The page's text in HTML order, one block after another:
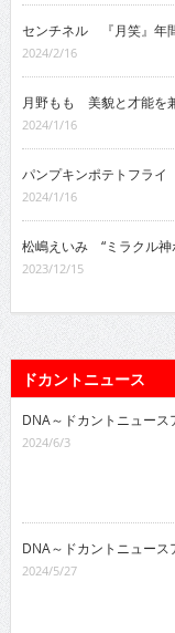
センチネル 『月笑』年
2024/2/16
月野もも 美貌と才能を
2024/1/16
パンプキンポテトフラ
2024/1/16
松嶋えいみ “ミラクル神
2023/12/15
ドカントニュース
DNA～ドカントニュー
2024/6/3
DNA～ドカントニュー
2024/5/27